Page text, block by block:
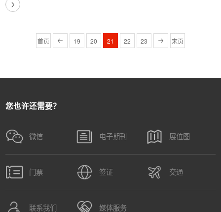
首页 19 20 21 22 23 末页
您也许还需要？
微信 电子期刊 展位图
门票 签证 交通
联系我们 媒体服务